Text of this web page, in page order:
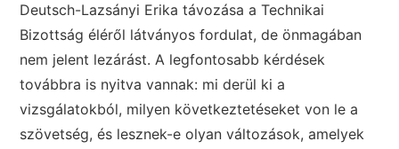
Deutsch-Lazsányi Erika távozása a Technikai
Bizottság éléről látványos fordulat, de önmagában
nem jelent lezárást. A legfontosabb kérdések
továbbra is nyitva vannak: mi derül ki a
vizsgálatokból, milyen következtetéseket von le a
szövetség, és lesznek-e olyan változások, amelyek